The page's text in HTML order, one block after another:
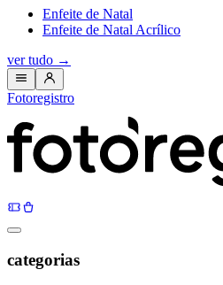
Enfeite de Natal
Enfeite de Natal Acrílico
ver tudo →
Fotoregistro
categorias